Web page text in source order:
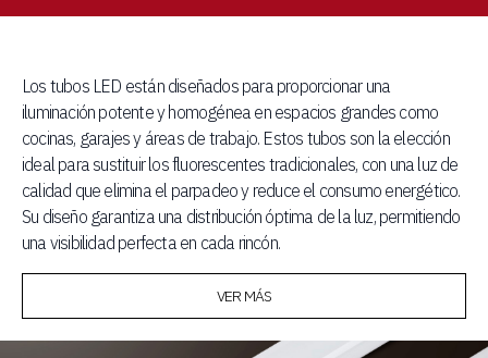
Los tubos LED están diseñados para proporcionar una
iluminación potente y homogénea en espacios grandes como
cocinas, garajes y áreas de trabajo. Estos tubos son la elección
ideal para sustituir los fluorescentes tradicionales, con una luz de
calidad que elimina el parpadeo y reduce el consumo energético.
Su diseño garantiza una distribución óptima de la luz, permitiendo
una visibilidad perfecta en cada rincón.
VER MÁS